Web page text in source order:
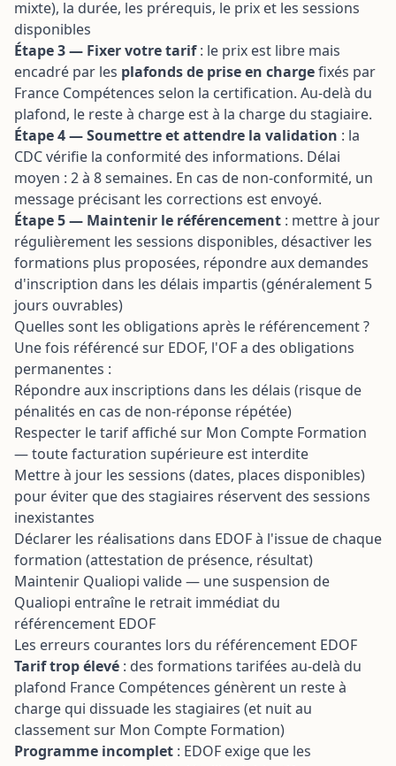
mixte), la durée, les prérequis, le prix et les sessions
disponibles
Étape 3 — Fixer votre tarif: le prix est libre mais
encadré par les plafonds de prise en chargefixés par
France Compétences selon la certification. Au-delà du
plafond, le reste à charge est à la charge du stagiaire.
Étape 4 — Soumettre et attendre la validation : la
CDC vérifie la conformité des informations. Délai
moyen : 2 à 8 semaines. En cas de non-conformité, un
message précisant les corrections est envoyé.
Étape 5 — Maintenir le référencement : mettre à jour
régulièrement les sessions disponibles, désactiver les
formations plus proposées, répondre aux demandes
d'inscription dans les délais impartis (généralement 5
jours ouvrables)
Quelles sont les obligations après le référencement ?
Une fois référencé sur EDOF, l'OF a des obligations
permanentes :
Répondre aux inscriptions dans les délais (risque de
pénalités en cas de non-réponse répétée)
Respecter le tarif affiché sur Mon Compte Formation
— toute facturation supérieure est interdite
Mettre à jour les sessions (dates, places disponibles)
pour éviter que des stagiaires réservent des sessions
inexistantes
Déclarer les réalisations dans EDOF à l'issue de chaque
formation (attestation de présence, résultat)
Maintenir Qualiopi valide — une suspension de
Qualiopi entraîne le retrait immédiat du
référencement EDOF
Les erreurs courantes lors du référencement EDOF
Tarif trop élevé : des formations tarifées au-delà du
plafond France Compétences génèrent un reste à
charge qui dissuade les stagiaires (et nuit au
classement sur Mon Compte Formation)
Programme incomplet : EDOF exige que les